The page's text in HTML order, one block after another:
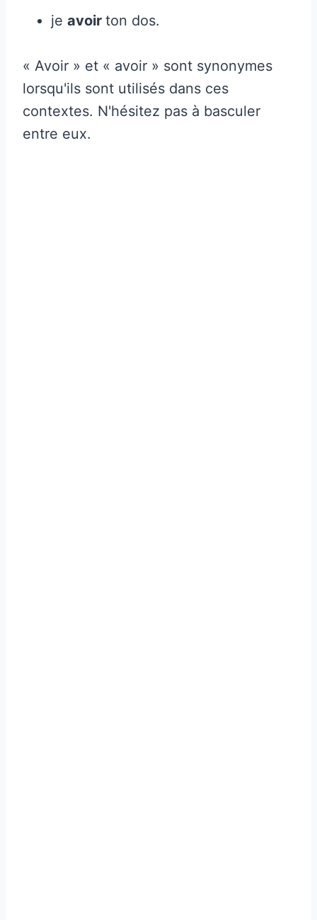
je avoir ton dos.
« Avoir » et « avoir » sont synonymes
lorsqu'ils sont utilisés dans ces
contextes. N'hésitez pas à basculer
entre eux.